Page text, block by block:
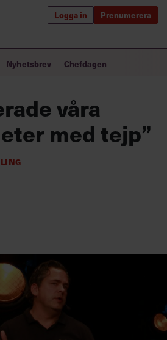
Logga in Prenumerera
världen
ledare
Nyhetsbrev Chefdagen
våra
med tejp”